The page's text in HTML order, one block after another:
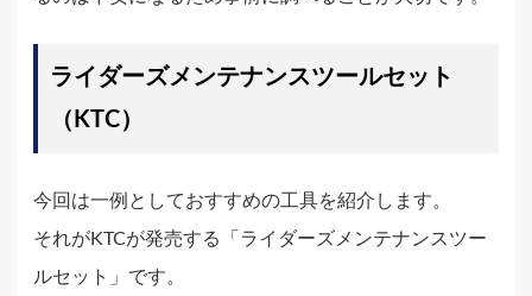
ライダーズメンテナンスツールセット
（KTC）
今回は一例としておすすめの工具を紹介します。
それがKTCが発売する「ライダーズメンテナンスツー
ルセット」です。